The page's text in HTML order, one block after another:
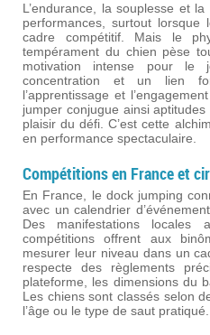
L’endurance, la souplesse et
performances, surtout
cadre compétitif. Mais le
tempérament du chien pèse
motivation intense pour le
concentration et un lien
l’apprentissage et
jumper conjugue ainsi
plaisir du défi. C’est cette
en performance spectaculaire.
Compétitions en France et
En France, le dock jumping
avec un calendrier
Des manifestations locales
compétitions offrent aux
mesurer leur niveau dans un
respecte des règlements
plateforme, les dimensions du
Les chiens sont classés selon
l’âge ou le type de saut pratiqué.